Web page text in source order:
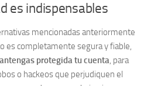
es indispensables
mencionadas anteriormente
es completamente segura y fiable,
protegida tu cuenta, para
o hackeos que perjudiquen el